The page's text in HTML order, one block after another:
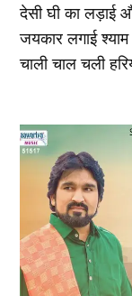
देसी घी का लड़ाई
जयकार लगाई
चाली चाल चली